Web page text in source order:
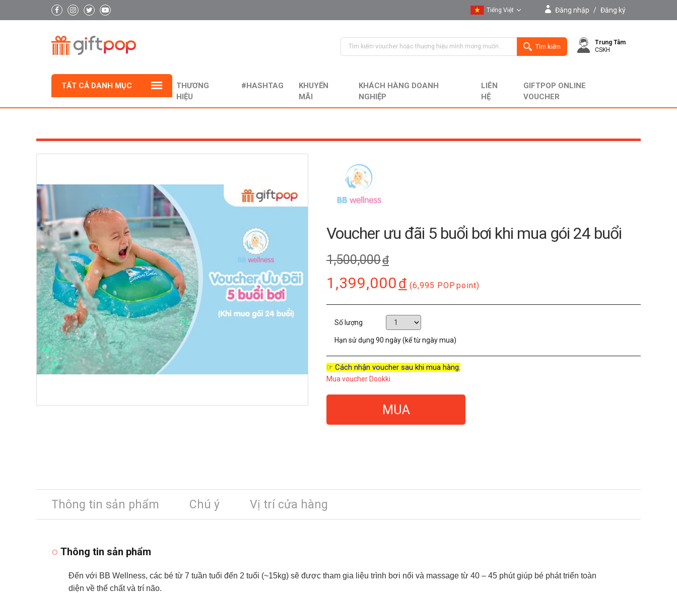
Tiếng Việt
English
Đăng nhập / Đăng ký
Tìm kiếm
Trung Tâm
CSKH
TẤT CẢ DANH MỤC
THƯƠNG
HIỆU
#HASHTAG
KHUYẾN
MÃI
KHÁCH HÀNG DOANH
NGHIỆP
LIÊN
HỆ
GIFTPOP ONLINE
VOUCHER
Voucher ưu đãi 5 buổi bơi khi mua gói 24 buổi
1,500,000đ
1,399,000đ (6,995 POP point)
Số lượng
Hạn sử dụng 90 ngày (kể từ ngày mua)
☞ Cách nhận voucher sau khi mua hàng.
Mua voucher Dookki
MUA
Thông tin sản phẩm Chú ý Vị trí cửa hàng
Thông tin sản phẩm
Đến với BB Wellness, các bé từ 7 tuần tuổi đến 2 tuổi (~15kg) sẽ được tham gia liệu trình bơi nổi và massage từ 40 – 45 phút giúp bé phát triển toàn
diện về thể chất và trí não.